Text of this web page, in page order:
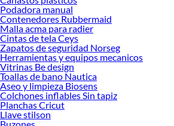
Podadora manual
Contenedores Rubbermaid
Malla acma para radier
Cintas de tela Ceys
Zapatos de seguridad Norseg
Herramientas y equipos mecanicos
Vitrinas Be design
Toallas de bano Nautica
Aseo y limpieza Biosens
Colchones inflables Sin tapiz
Planchas Cricut
Llave stilson